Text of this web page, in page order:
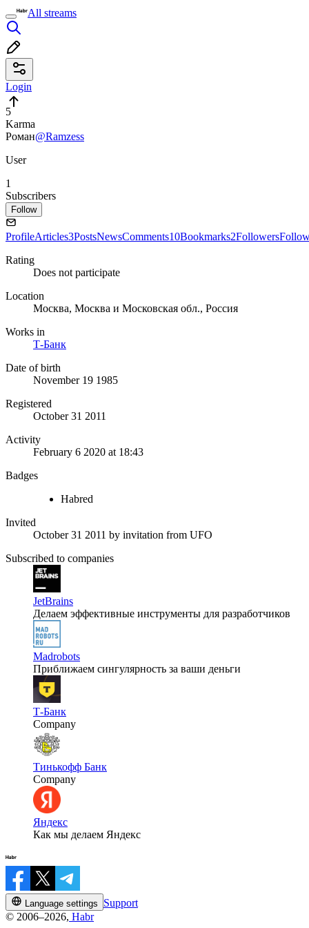
All streams
Login
5
Karma
Роман@Ramzess
User
1
Subscribers
Follow
ProfileArticles3PostsNewsComments10Bookmarks2Followers
Rating
Does not participate
Location
Москва, Москва и Московская обл., Россия
Works in
Т-Банк
Date of birth
November 19 1985
Registered
October 31 2011
Activity
February 6 2020 at 18:43
Badges
Habred
Invited
October 31 2011 by invitation from UFO
Subscribed to companies
JetBrains
Делаем эффективные инструменты для разработчиков
Madrobots
Приближаем сингулярность за ваши деньги
Т-Банк
Company
Тинькофф Банк
Company
Яндекс
Как мы делаем Яндекс
Language settings
Support
© 2006–2026, Habr